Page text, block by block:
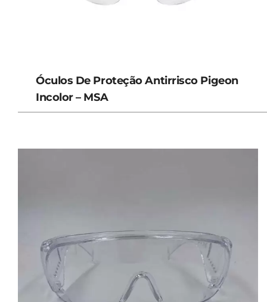
Óculos De Proteção Antirrisco Pigeon
Incolor – MSA